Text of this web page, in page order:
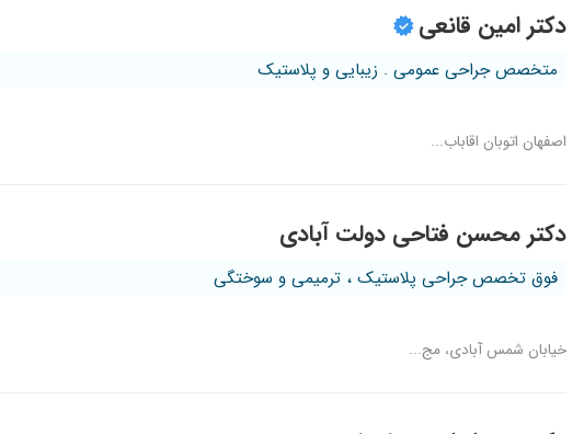
دکتر امین قانعی
متخصص جراحی عمومی . زیبایی و پلاستیک
اصفهان اتوبان اقاباب...
دکتر محسن فتاحی دولت آبادی
فوق تخصص جراحی پلاستیک ، ترمیمی و سوختگی
خیابان شمس آبادی، مج...